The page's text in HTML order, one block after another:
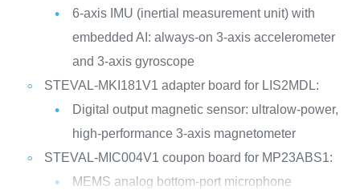
6-axis IMU (inertial measurement unit) with
embedded AI: always-on 3-axis accelerometer
and 3-axis gyroscope
STEVAL-MKI181V1 adapter board for LIS2MDL:
Digital output magnetic sensor: ultralow-power,
high-performance 3-axis magnetometer
STEVAL-MIC004V1 coupon board for MP23ABS1:
MEMS analog bottom-port microphone